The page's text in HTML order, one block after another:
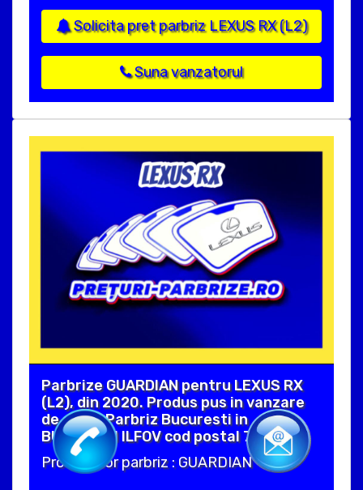
Solicita pret parbriz LEXUS RX (L2)
Suna vanzatorul
Parbrize GUARDIAN pentru LEXUS RX
(L2), din 2020. Produs pus in vanzare
de catre Parbriz Bucuresti in
BUCIUMENI ILFOV cod postal 73992 .
Producator parbriz : GUARDIAN